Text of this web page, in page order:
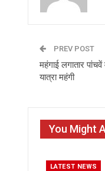
PREV POST
महंगाई लगातार
यात्रा महंगी
You Might
LATEST NEWS